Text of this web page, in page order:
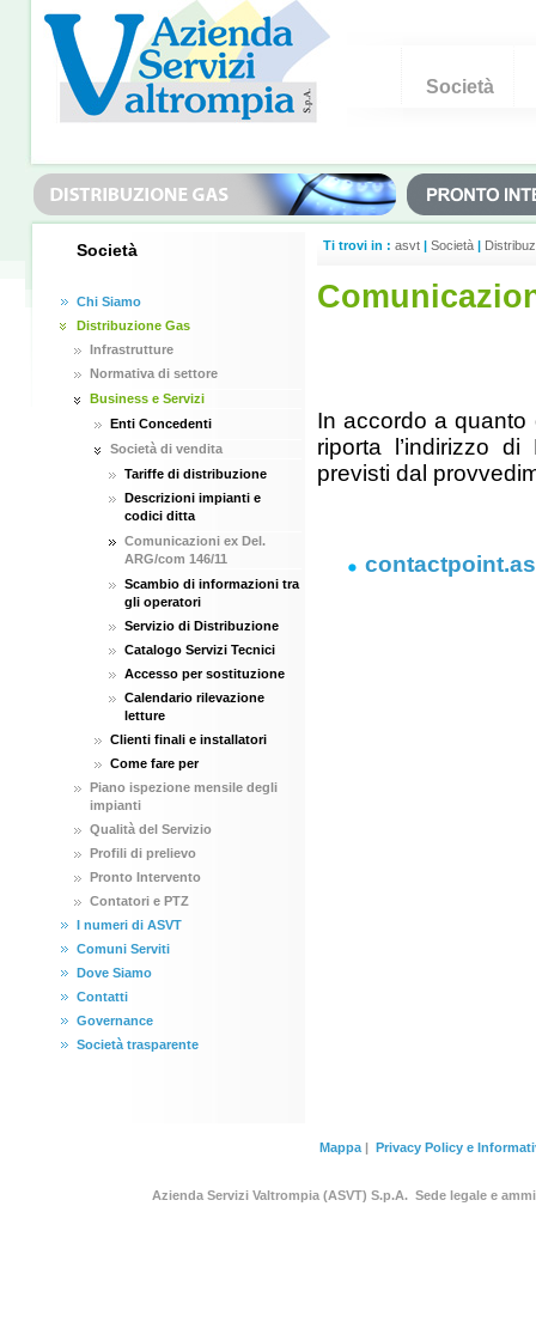
Società
Società
Chi Siamo
Distribuzione Gas
Infrastrutture
Normativa di settore
Business e Servizi
Enti Concedenti
Società di vendita
Tariffe di distribuzione
Descrizioni impianti e
codici ditta
Comunicazioni ex Del.
ARG/com 146/11
Scambio di informazioni tra
gli operatori
Servizio di Distribuzione
Catalogo Servizi Tecnici
Accesso per sostituzione
Calendario rilevazione
letture
Clienti finali e installatori
Come fare per
Piano ispezione mensile degli
impianti
Qualità del Servizio
Profili di prelievo
Pronto Intervento
Contatori e PTZ
I numeri di ASVT
Comuni Serviti
Dove Siamo
Contatti
Governance
Società trasparente
Ti trovi in : asvt | Società |
In accordo a quanto
riporta l’indirizzo
previsti dal
Mappa| Privacy Policy e
Azienda Servizi Valtrompia (ASVT) S.p.A. Sede legale e